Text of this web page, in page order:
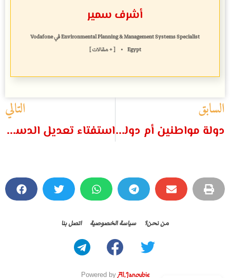
أشرف سمير
Environmental Planning & Management Systems SpecialistفيVodafone
Egypt
• [ + مقالات ]
السابق
دولة مواطنين أم دولة طوائف؟
التالي
استفتاء تعديل الدستور
Powered by Al.Janoubie
من نحن؟ سياسة الخصوصية اتصل بنا